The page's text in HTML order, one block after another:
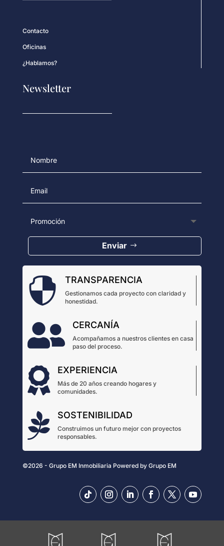
Contacto
Oficinas
¿Hablamos?
Newsletter
Enviar
 TRANSPARENCIA
Gestionamos cada proyecto con claridad y
honestidad.
 CERCANÍA
Acompañamos a nuestros clientes en casa
paso del proceso.
 EXPERIENCIA
Más de 20 años creando hogares y
comunidades.
 SOSTENIBILIDAD
Construimos un futuro mejor con proyectos
responsables.
©2026 - Grupo EM Inmobiliaria Powered by Grupo EM